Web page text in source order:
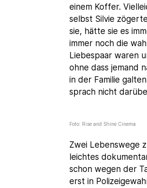
einem Koffer.
selbst Silvie
sie, hätte sie es
immer noch die
Liebespaar waren
ohne dass jemand
in der Familie
sprach nicht
Foto: Rise and Shine Cinema
Zwei Lebenswege
leichtes
schon wegen der
erst in